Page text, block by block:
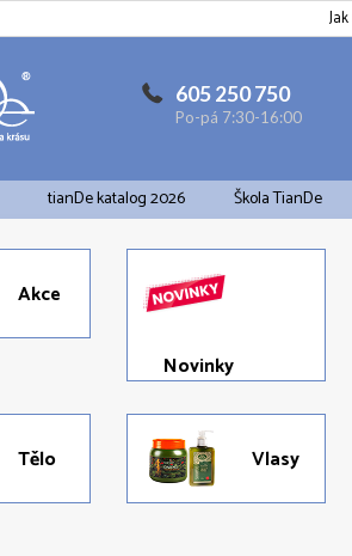
605 250 750
Po-pá 7:30-16:00
tianDe katalog 2026 Škola TianDe
Akce
Novinky
Tělo Vlasy